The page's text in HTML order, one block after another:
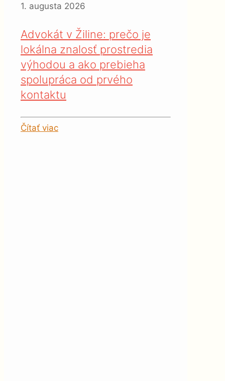
1. augusta 2026
Advokát v Žiline: prečo je
lokálna znalosť prostredia
výhodou a ako prebieha
spolupráca od prvého
kontaktu
Čítať viac